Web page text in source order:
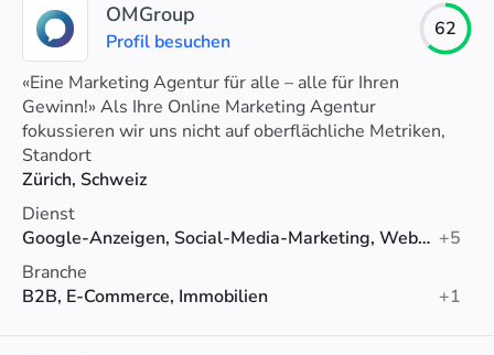
OMGroup
Profil besuchen
62
«Eine Marketing Agentur für alle – alle für Ihren
Gewinn!» Als Ihre Online Marketing Agentur
fokussieren wir uns nicht auf oberflächliche Metriken,
sondern auf das Wesentliche.
Standort
Zürich, Schweiz
Dienst
Google-Anzeigen, Social-Media-Marketing, Web-Design +5
Branche
B2B, E-Commerce, Immobilien
+1